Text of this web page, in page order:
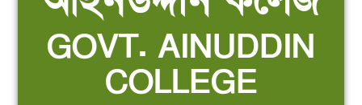
GOVT. AINUDDIN
COLLEGE